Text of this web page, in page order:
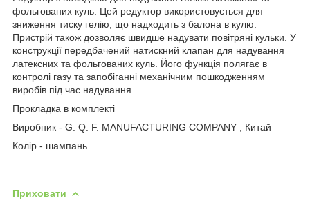
фольгованих куль. Цей редуктор використовується для
зниження тиску гелію, що надходить з балона в кулю.
Пристрій також дозволяє швидше надувати повітряні кульки. У
конструкції передбачений натискний клапан для надування
латексних та фольгованих куль. Його функція полягає в
контролі газу та запобіганні механічним пошкодженням
виробів під час надування.
Прокладка в комплекті
Виробник - G. Q. F. MANUFACTURING COMPANY , Китай
Колір - шампань
Приховати